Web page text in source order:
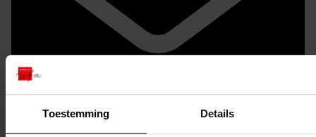
Toestemming Details